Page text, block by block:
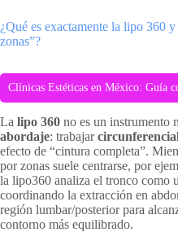
¿Qué es exactamente la lipo 360
zonas”?
Clínicas Estéticas en México: Guía
La lipo 360 no es un instrumento
abordaje: trabajar
efecto de “cintura completa”.
por zonas suele centrarse, por
la lipo360 analiza el tronco como
coordinando la extracción en
región lumbar/posterior para
contorno más equilibrado.